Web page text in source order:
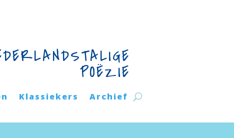
POËZIE
Klassiekers Archief